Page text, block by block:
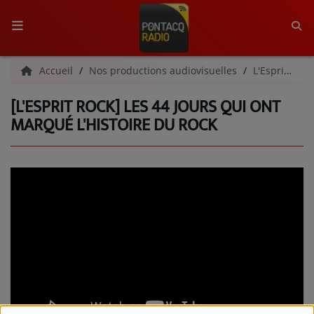
ACCUEIL
RADIO
L'ÉQUIPE
Accueil Nos productions audiovisuelles L'Esprit Rock
[L'ESPRIT ROCK] LES 44 JOURS QUI ONT
MARQUÉ L'HISTOIRE DU ROCK